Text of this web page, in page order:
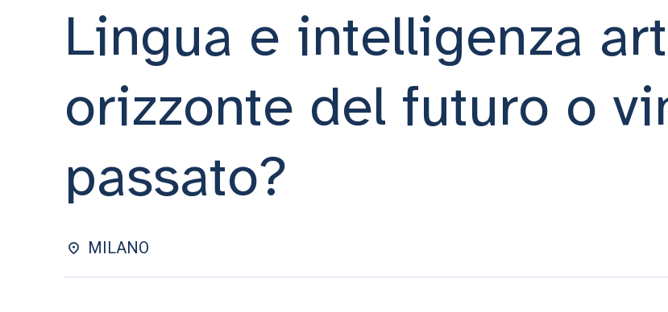
Lingua e intelligenza
orizzonte del futuro o
passato?
MILANO